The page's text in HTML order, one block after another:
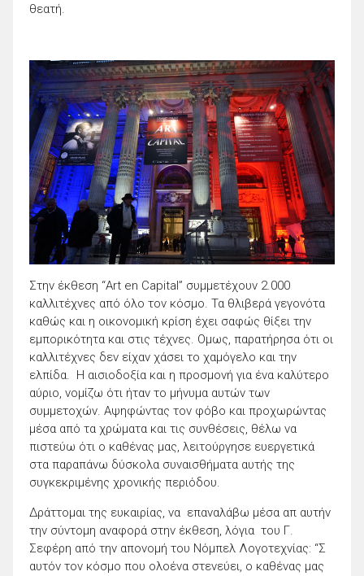
θεατή.
Στην έκθεση “Art en Capital” συμμετέχουν 2.000
καλλιτέχνες από όλο τον κόσμο. Τα θλιβερά γεγονότα
καθώς και η οικονομική κρίση έχει σαφώς θίξει την
εμπορικότητα και στις τέχνες. Ομως, παρατήρησα ότι οι
καλλιτέχνες δεν είχαν χάσει το χαμόγελο και την
ελπίδα. Η αισιοδοξία και η προσμονή για ένα καλύτερο
αύριο, νομίζω ότι ήταν το μήνυμα αυτών των
συμμετοχών. Αψηφώντας τον φόβο και προχωρώντας
μέσα από τα χρώματα και τις συνθέσεις, θέλω να
πιστεύω ότι ο καθένας μας, λειτούργησε ευεργετικά
στα παραπάνω δύσκολα συναισθήματα αυτής της
συγκεκριμένης χρονικής περιόδου.
Δράττομαι της ευκαιρίας, να επαναλάβω μέσα απ αυτήν
την σύντομη αναφορά στην έκθεση, λόγια του Γ.
Σεφέρη από την απονομή του Νόμπελ Λογοτεχνίας: “Σ
αυτόν τον κόσμο που ολοένα στενεύει, ο καθένας μας